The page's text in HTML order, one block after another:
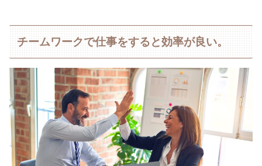
チームワークで仕事をすると効率が良い。